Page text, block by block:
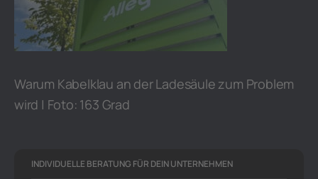
Warum Kabelklau an der Ladesäule zum Problem
wird | Foto: 163 Grad
INDIVIDUELLE BERATUNG FÜR DEIN UNTERNEHMEN